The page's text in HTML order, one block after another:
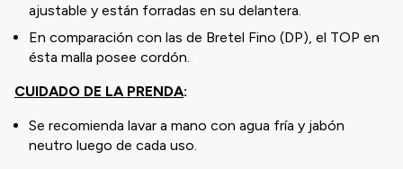
ajustable y están forradas en su delantera.
En comparación con las de Bretel Fino (DP), el TOP en
ésta malla posee cordón.
CUIDADO DE LA PRENDA:
Se recomienda lavar a mano con agua fría y jabón
neutro luego de cada uso.